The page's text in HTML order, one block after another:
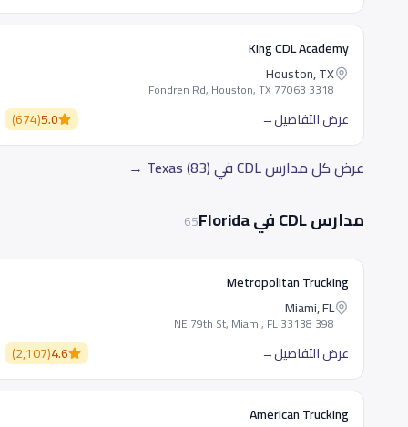
King CDL Academy
Houston, TX
3318 Fondren Rd, Houston, TX 77063
عرض التفاصيل→
5.0
(
674
)
عرض كل مدارس CDL في Texas (83) →
مدارس CDL في Florida 65
Metropolitan Trucking
Miami, FL
398 NE 79th St, Miami, FL 33138
عرض التفاصيل→
4.6
(
2,107
)
American Trucking